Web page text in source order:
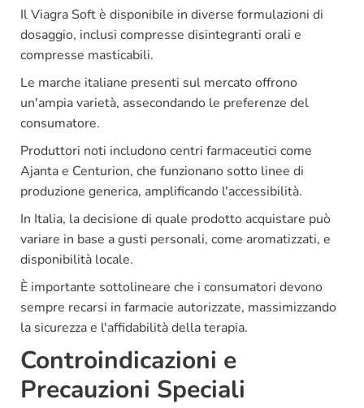
Il Viagra Soft è disponibile in diverse formulazioni di
dosaggio, inclusi compresse disintegranti orali e
compresse masticabili.
Le marche italiane presenti sul mercato offrono
un'ampia varietà, assecondando le preferenze del
consumatore.
Produttori noti includono centri farmaceutici come
Ajanta e Centurion, che funzionano sotto linee di
produzione generica, amplificando l'accessibilità.
In Italia, la decisione di quale prodotto acquistare può
variare in base a gusti personali, come aromatizzati, e
disponibilità locale.
È importante sottolineare che i consumatori devono
sempre recarsi in farmacie autorizzate, massimizzando
la sicurezza e l'affidabilità della terapia.
Controindicazioni e
Precauzioni Speciali